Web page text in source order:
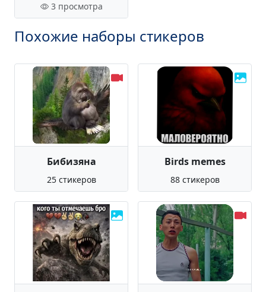
3 просмотра
Похожие наборы стикеров
Бибизяна
25 стикеров
Birds memes
88 стикеров